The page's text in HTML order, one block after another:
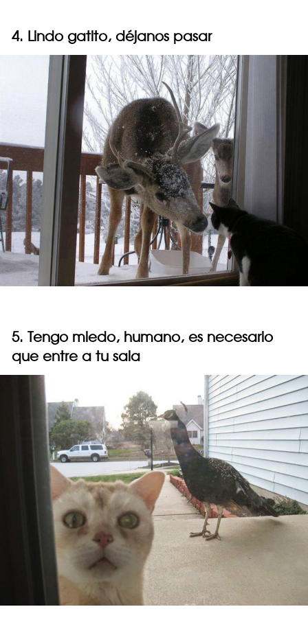
4. Lindo gatito, déjanos pasar
5. Tengo miedo, humano, es necesario
que entre a tu sala